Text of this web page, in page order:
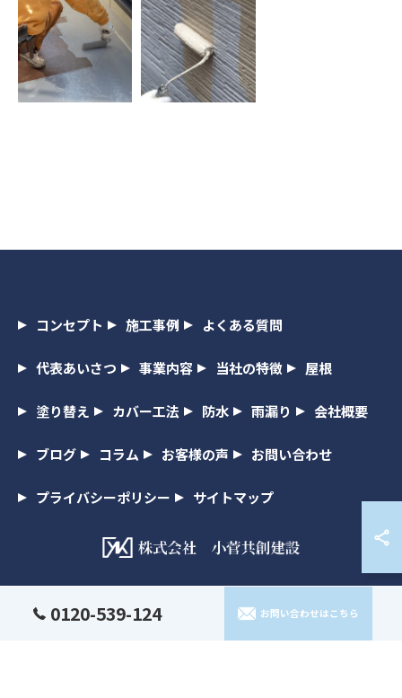
0120-539-124 お問い合わせはこちら
コンセプト 施工事例 よくある質問
代表あいさつ 事業内容 当社の特徴 屋根
塗り替え カバー工法 防水 雨漏り 会社概要
ブログ コラム お客様の声 お問い合わせ
プライバシーポリシー サイトマップ
© 2026 千葉県千葉市の外壁塗装なら株式会社小菅共創建設 ALL RIGHTS